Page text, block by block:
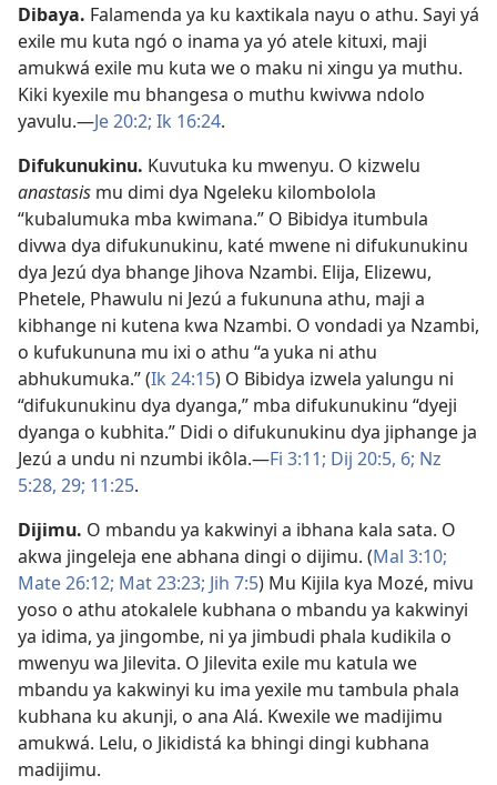
Dibaya. Falamenda ya ku kaxtikala nayu o athu. Sayi yá
exile mu kuta ngó o inama ya yó atele kituxi, maji
amukwá exile mu kuta we o maku ni xingu ya muthu.
Kiki kyexile mu bhangesa o muthu kwivwa ndolo
yavulu.—Je 20:2; Ik 16:24.
Difukunukinu. Kuvutuka ku mwenyu. O kizwelu
anastasis mu dimi dya Ngeleku kilombolola
“kubalumuka mba kwimana.” O Bibidya itumbula
divwa dya difukunukinu, katé mwene ni difukunukinu
dya Jezú dya bhange Jihova Nzambi. Elija, Elizewu,
Phetele, Phawulu ni Jezú a fukununa athu, maji a
kibhange ni kutena kwa Nzambi. O vondadi ya Nzambi,
o kufukununa mu ixi o athu “a yuka ni athu
abhukumuka.” (Ik 24:15) O Bibidya izwela yalungu ni
“difukunukinu dya dyanga,” mba difukunukinu “dyeji
dyanga o kubhita.” Didi o difukunukinu dya jiphange ja
Jezú a undu ni nzumbi ikôla.—Fi 3:11; Dij 20:5, 6; Nz
5:28, 29; 11:25.
Dijimu. O mbandu ya kakwinyi a ibhana kala sata. O
akwa jingeleja ene abhana dingi o dijimu. (Mal 3:10;
Mate 26:12; Mat 23:23; Jih 7:5) Mu Kijila kya Mozé, mivu
yoso o athu atokalele kubhana o mbandu ya kakwinyi
ya idima, ya jingombe, ni ya jimbudi phala kudikila o
mwenyu wa Jilevita. O Jilevita exile mu katula we
mbandu ya kakwinyi ku ima yexile mu tambula phala
kubhana ku akunji, o ana Alá. Kwexile we madijimu
amukwá. Lelu, o Jikidistá ka bhingi dingi kubhana
madijimu.